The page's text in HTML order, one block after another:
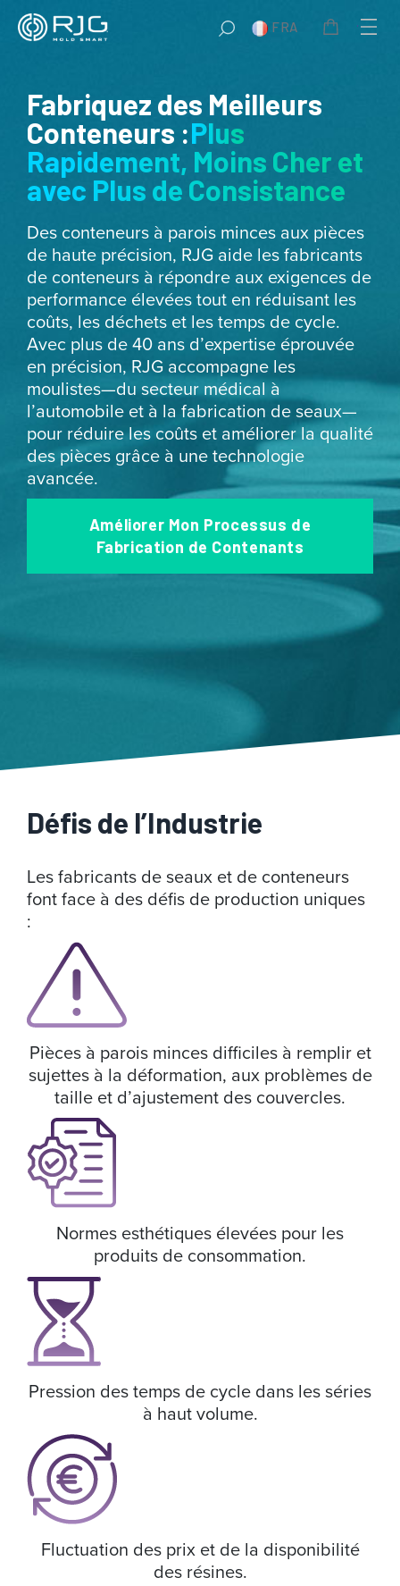
Aller
FRA
Fabriquez des Meilleurs
Conteneurs :Plus
Rapidement, Moins Cher et
avec Plus de Consistance
Des conteneurs à parois minces aux pièces
de haute précision, RJG aide les fabricants
de conteneurs à répondre aux exigences de
performance élevées tout en réduisant les
coûts, les déchets et les temps de cycle.
Avec plus de 40 ans d’expertise éprouvée
en précision, RJG accompagne les
moulistes—du secteur médical à
l’automobile et à la fabrication de seaux—
pour réduire les coûts et améliorer la qualité
des pièces grâce à une technologie
avancée.
Améliorer Mon Processus de
Fabrication de Contenants
Défis de l’Industrie
Les fabricants de seaux et de conteneurs
font face à des défis de production uniques
:
Pièces à parois minces difficiles à remplir et
sujettes à la déformation, aux problèmes de
taille et d’ajustement des couvercles.
Normes esthétiques élevées pour les
produits de consommation.
Pression des temps de cycle dans les séries
à haut volume.
Fluctuation des prix et de la disponibilité
des résines.